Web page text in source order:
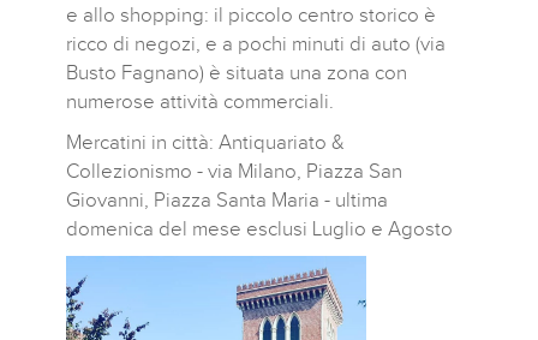
e allo shopping: il piccolo centro storico è
ricco di negozi, e a pochi minuti di auto (via
Busto Fagnano) è situata una zona con
numerose attività commerciali.
Mercatini in città: Antiquariato &
Collezionismo - via Milano, Piazza San
Giovanni, Piazza Santa Maria - ultima
domenica del mese esclusi Luglio e Agosto